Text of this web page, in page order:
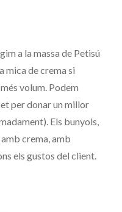
a la massa de Petisú
mica de crema si
volum. Podem
per donar un millor
Els bunyols,
crema, amb
els gustos del client.